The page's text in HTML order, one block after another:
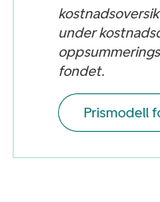
under
fondet.
Prismodell